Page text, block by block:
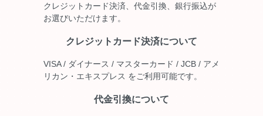
クレジットカード決済、代金引換、銀行振込が
お選びいただけます。
クレジットカード決済について
VISA / ダイナース / マスターカード / JCB / アメ
リカン・エキスプレス をご利用可能です。
代金引換について